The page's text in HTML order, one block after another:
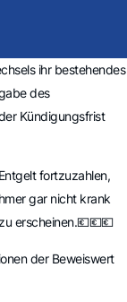
ihr bestehendes
des
Kündigungsfrist
fortzuzahlen,
gar nicht krank
erscheinen.💶💶💶
der Beweiswert